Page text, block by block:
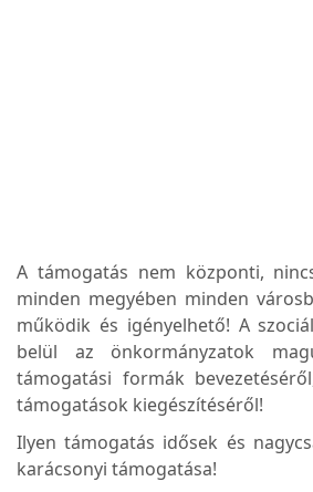
A támogatás nem központi,
minden megyében minden
működik és igényelhető! A
belül az önkormányzatok
támogatási formák
támogatások kiegészítéséről!
Ilyen támogatás idősek és
karácsonyi támogatása!